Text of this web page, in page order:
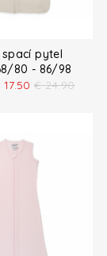
spací pytel
80 - 86/98
17.50 € 24.90